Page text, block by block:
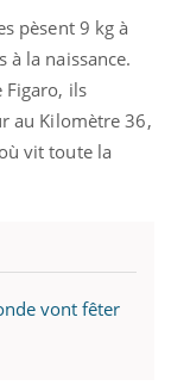
pèsent 9 kg à
à la naissance.
Figaro, ils
au Kilomètre 36,
vit toute la
vont fêter